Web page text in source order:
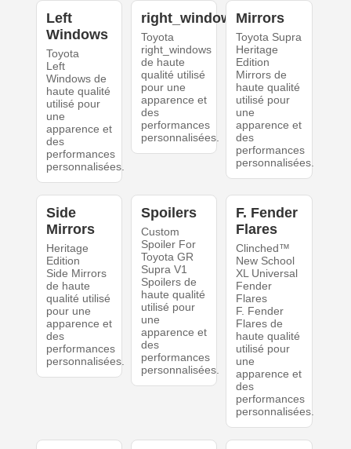
Left
Windows
Toyota
Left
Windows de
haute qualité
utilisé pour
une
apparence et
des
performances
personnalisées.
right_windows
Toyota
right_windows
de haute
qualité utilisé
pour une
apparence et
des
performances
personnalisées.
Mirrors
Toyota Supra
Heritage
Edition
Mirrors de
haute qualité
utilisé pour
une
apparence et
des
performances
personnalisées.
Side
Mirrors
Heritage
Edition
Side Mirrors
de haute
qualité utilisé
pour une
apparence et
des
performances
personnalisées.
Spoilers
Custom
Spoiler For
Toyota GR
Supra V1
Spoilers de
haute qualité
utilisé pour
une
apparence et
des
performances
personnalisées.
F. Fender
Flares
Clinched™
New School
XL Universal
Fender
Flares
F. Fender
Flares de
haute qualité
utilisé pour
une
apparence et
des
performances
personnalisées.